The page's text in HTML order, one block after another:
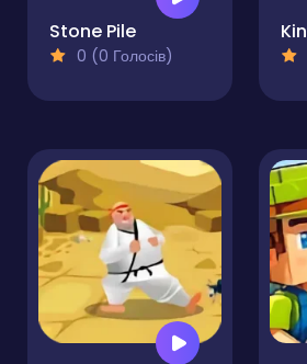
Stone Pile
0 (0 Голосів)